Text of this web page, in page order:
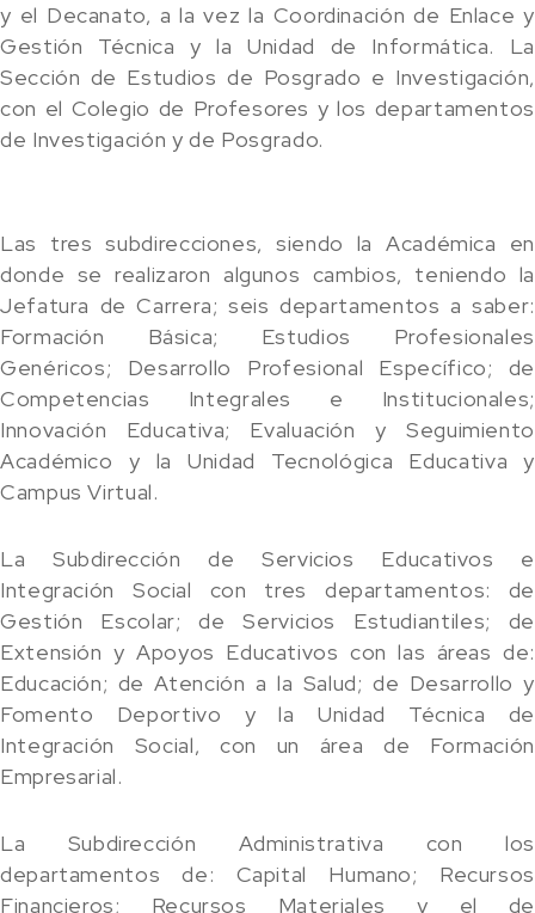
y el Decanato, a la vez la Coordinación de Enlace y
Gestión Técnica y la Unidad de Informática. La
Sección de Estudios de Posgrado e Investigación,
con el Colegio de Profesores y los departamentos
de Investigación y de Posgrado.
Las tres subdirecciones, siendo la Académica en
donde se realizaron algunos cambios, teniendo la
Jefatura de Carrera; seis departamentos a saber:
Formación Básica; Estudios Profesionales
Genéricos; Desarrollo Profesional Específico; de
Competencias Integrales e Institucionales;
Innovación Educativa; Evaluación y Seguimiento
Académico y la Unidad Tecnológica Educativa y
Campus Virtual.
La Subdirección de Servicios Educativos e
Integración Social con tres departamentos: de
Gestión Escolar; de Servicios Estudiantiles; de
Extensión y Apoyos Educativos con las áreas de:
Educación; de Atención a la Salud; de Desarrollo y
Fomento Deportivo y la Unidad Técnica de
Integración Social, con un área de Formación
Empresarial.
La Subdirección Administrativa con los
departamentos de: Capital Humano; Recursos
Financieros; Recursos Materiales y el de